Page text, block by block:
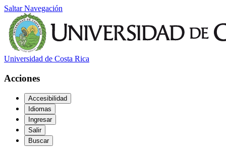
Saltar Navegación
Universidad de Costa Rica
Acciones
Accesibilidad
Idiomas
Ingresar
Salir
Buscar